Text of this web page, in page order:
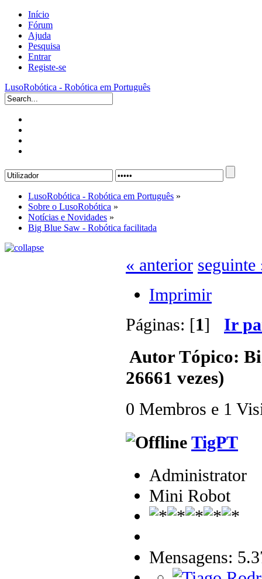
Início
Fórum
Ajuda
Pesquisa
Entrar
Registe-se
LusoRobótica - Robótica em Português
LusoRobótica - Robótica em Português »
Sobre o LusoRobótica »
Notícias e Novidades »
Big Blue Saw - Robótica facilitada
« anterior seguinte
Imprimir
Páginas: [1] Ir
AutorTópico:
26661 vezes)
0 Membros e 1
TigPT
Administrator
Mini Robot
Mensagens: